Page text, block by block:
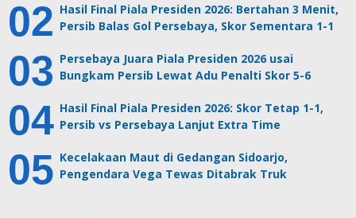
Hasil Final Piala Presiden 2026: Bertahan 3 Menit,
Persib Balas Gol Persebaya, Skor Sementara 1-1
Persebaya Juara Piala Presiden 2026 usai
Bungkam Persib Lewat Adu Penalti Skor 5-6
Hasil Final Piala Presiden 2026: Skor Tetap 1-1,
Persib vs Persebaya Lanjut Extra Time
Kecelakaan Maut di Gedangan Sidoarjo,
Pengendara Vega Tewas Ditabrak Truk